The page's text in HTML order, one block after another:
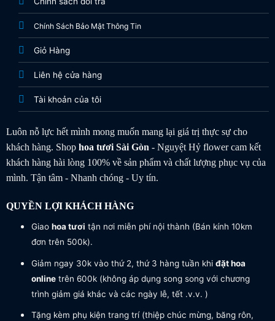
Chính Sách Bảo Mật Thông Tin
Giỏ Hàng
Liên hệ cửa hàng
Tài khoản của tôi
Luôn nỗ lực hết mình mong muốn mang lại giá trị thực sự cho
khách hàng. Shop hoa tươiSài Gòn- Nguyệt Hỷ flower cam kết
khách hàng hài lòng 100% về sản phẩm và chất lượng phục vụ của
mình. Tận tâm - Nhanh chóng - Uy tín.
QUYỀN LỢI KHÁCH HÀNG
Giao hoa tươi tận nơi miễn phí nội thành (Bán kính 10km
đơn trên 500k).
Giảm ngay 30k vào thứ 2, thứ 3 hàng tuần khi đặt hoa
onlinetrên 600k (không áp dụng song song với chương
trình giảm giá khác và các ngày lễ, tết .v.v. )
Tặng kèm phụ kiện trang trí (thiệp chúc mừng, băng rôn,